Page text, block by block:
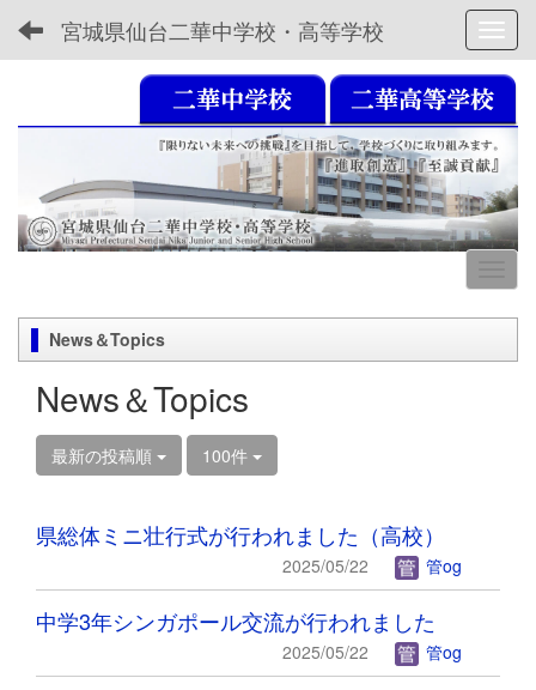
宮城県仙台二華中学校・高等学校
News＆Topics
News＆Topics
最新の投稿順 100件
県総体ミニ壮行式が行われました（高校）
2025/05/22 管og
中学3年シンガポール交流が行われました
2025/05/22 管og